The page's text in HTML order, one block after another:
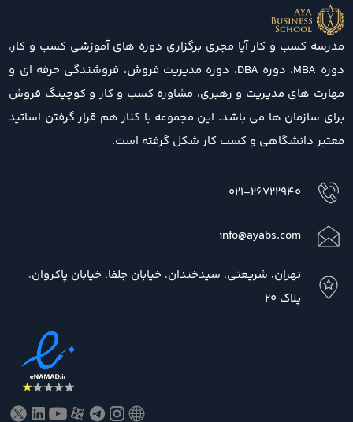
مدرسه کسب و کار آیا مجری برگزاری دوره های آموزشی کسب و کار،
دوره MBA، دوره DBA، دوره مدیریت فروش، فروشندگی حرفه ای و
مهارت های مدیریت و رهبری، مشاوره کسب و کار و کوچینگ فروش
برای سازمان ها می باشد. این مجموعه با کنار هم قرار گرفتن اساتید
معتبر دانشگاهی و کسب کار شکل گرفته است.
021-26722940
info@ayabs.com
تهران، شریعتی، سیدخندان، خیابان جلفا، خیابان پاکروان،
پلاک 20